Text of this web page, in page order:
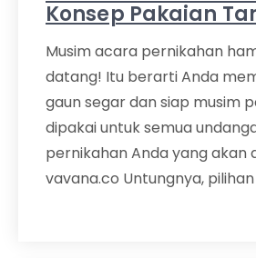
Konsep Pakaian
Musim acara pernikahan
datang! Itu berarti Anda
gaun segar dan siap musim
dipakai untuk semua
pernikahan Anda yang akan
vavana.co Untungnya, pilihan